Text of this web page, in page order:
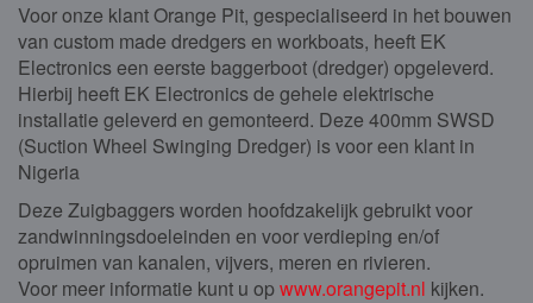
Voor onze klant Orange Pit, gespecialiseerd in het bouwen
van custom made dredgers en workboats, heeft EK
Electronics een eerste baggerboot (dredger) opgeleverd.
Hierbij heeft EK Electronics de gehele elektrische
installatie geleverd en gemonteerd. Deze 400mm SWSD
(Suction Wheel Swinging Dredger) is voor een klant in
Nigeria
Deze Zuigbaggers worden hoofdzakelijk gebruikt voor
zandwinningsdoeleinden en voor verdieping en/of
opruimen van kanalen, vijvers, meren en rivieren.
Voor meer informatie kunt u opwww.orangepit.nl kijken.